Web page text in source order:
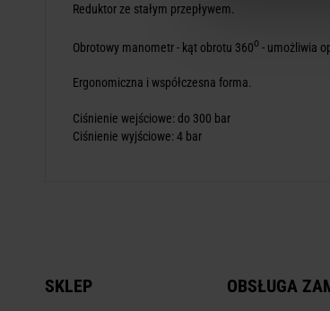
Reduktor ze stałym przepływem.
Obrotowy manometr - kąt obrotu 360o - umożliwia
Ergonomiczna i współczesna forma.
Ciśnienie wejściowe: do 300 bar
Ciśnienie wyjściowe: 4 bar
SKLEP OBSŁUGA